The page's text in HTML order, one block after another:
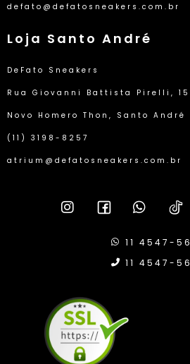
defato@defatosneakers.com.br
Loja Santo André
DeFato Sneakers
Rua Giovanni Battista Pirelli,
Novo Homero Thon, Santo André
(11) 3198-8257
atrium@defatosneakers.com.br
11 4547-
11 4547-
Compra